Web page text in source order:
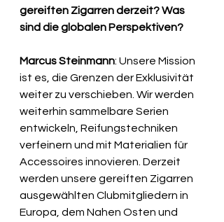
gereiften Zigarren derzeit? Was
sind die globalen Perspektiven?
Marcus Steinmann: Unsere Mission
ist es, die Grenzen der Exklusivität
weiter zu verschieben. Wir werden
weiterhin sammelbare Serien
entwickeln, Reifungstechniken
verfeinern und mit Materialien für
Accessoires innovieren. Derzeit
werden unsere gereiften Zigarren
ausgewählten Clubmitgliedern in
Europa, dem Nahen Osten und